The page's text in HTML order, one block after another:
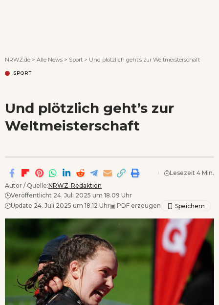
NRWZ.de > Alle News > Sport > Und plötzlich geht’s zur Weltmeisterschaft
SPORT
Und plötzlich geht’s zur
Weltmeisterschaft
Autor / Quelle:NRWZ-Redaktion
Veröffentlicht 24. Juli 2025 um 18.09 Uhr
Update 24. Juli 2025 um 18.12 Uhr▣ PDF erzeugen
Lesezeit 4 Min.